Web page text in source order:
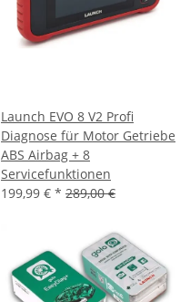
Launch EVO 8 V2 Profi
Diagnose für Motor Getriebe
ABS Airbag + 8
Servicefunktionen
199,99 € * 289,00 €